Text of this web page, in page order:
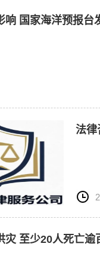
响 国家海洋预报台
法律
灾 至少20人死亡逾